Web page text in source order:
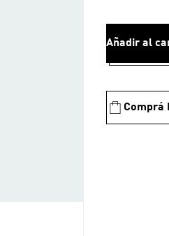
Añadir al
Comprá